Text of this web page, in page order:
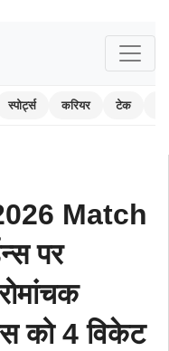
स्पोर्ट्स करियर टेक
Match
पर
को 4 विकेट